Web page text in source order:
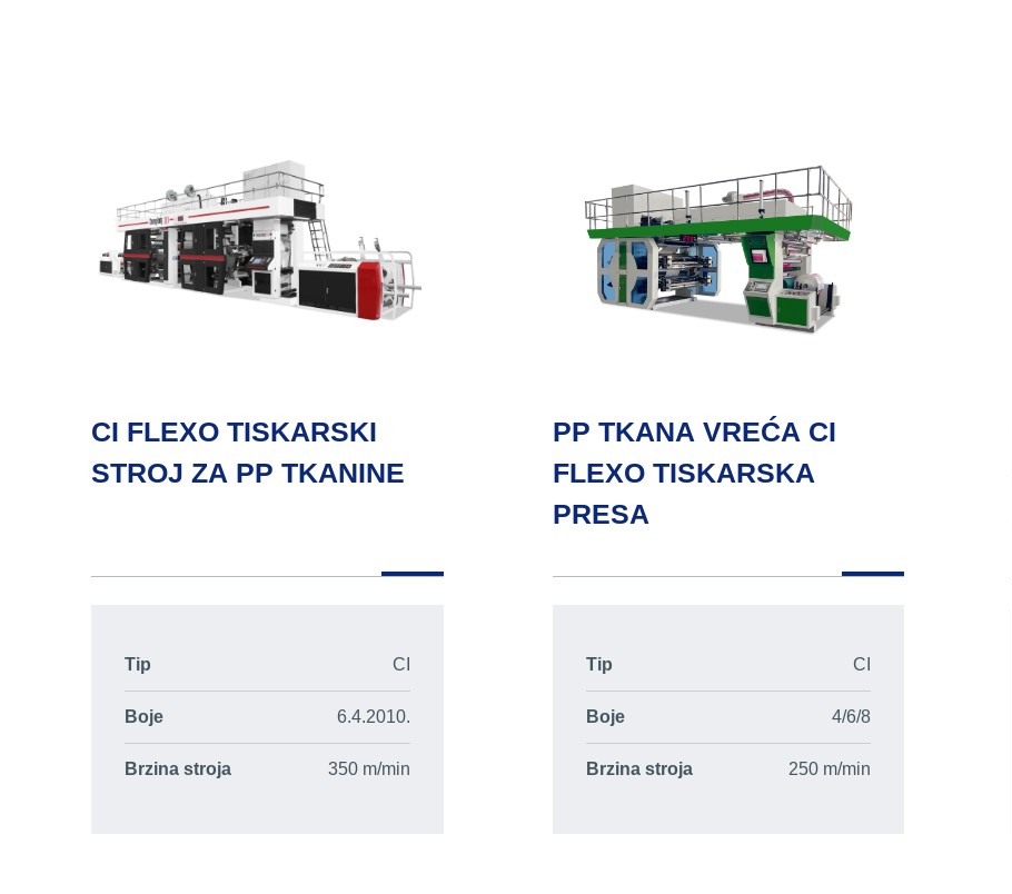
CI FLEXO TISKARSKI
STROJ ZA PP TKANINE
Tip CI
Boje 6.4.2010.
Brzina stroja 350 m/min
PP TKANA VREĆA CI
FLEXO TISKARSKA
PRESA
Tip CI
Boje 4/6/8
Brzina stroja 250 m/min